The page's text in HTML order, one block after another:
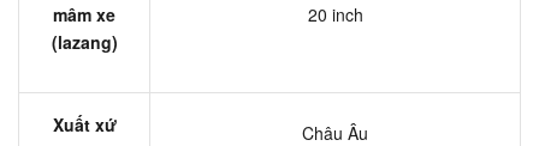
mâm xe
(lazang)
20 inch
Xuất xứ Châu Âu